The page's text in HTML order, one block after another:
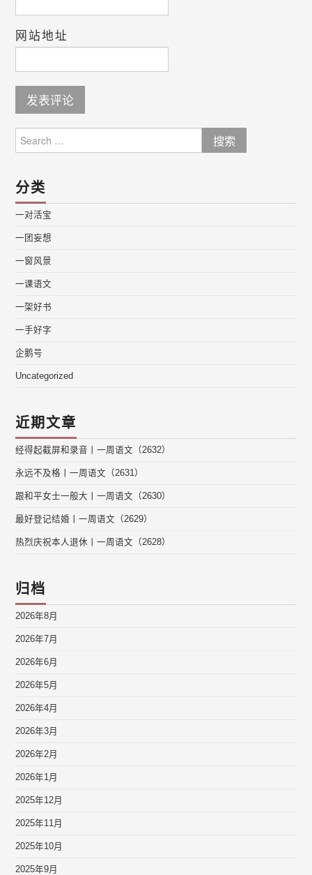
网站地址
for:
分类
一对活宝
一团妄想
一窗风景
一课语文
一架好书
一手好字
企鹅号
Uncategorized
近期文章
经得起截屏和录音丨一周语文（2632）
永远不及格丨一周语文（2631）
跟和平女士一般大丨一周语文（2630）
最好登记结婚丨一周语文（2629）
热烈庆祝本人退休丨一周语文（2628）
归档
2026年8月
2026年7月
2026年6月
2026年5月
2026年4月
2026年3月
2026年2月
2026年1月
2025年12月
2025年11月
2025年10月
2025年9月